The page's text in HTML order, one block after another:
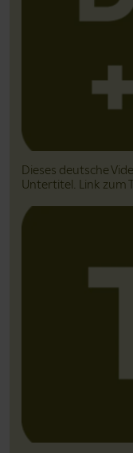
Dieses deutsche
Untertitel. Link zum